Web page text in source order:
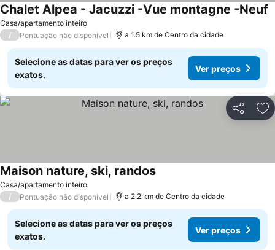
Casa/apartamento inteiro
Chalet Alpea - Jacuzzi -Vue montagne -Neuf
/ Pontuação não disponível a 1.5 km de Centro da cidade
Selecione as datas para ver os preços
exatos.
Ver preços
Partilhar
Casa/apartamento inteiro
Maison nature, ski, randosVer preços
/ Pontuação não disponível a 2.2 km de Centro da cidade
Selecione as datas para ver os preços
exatos.
Ver preços